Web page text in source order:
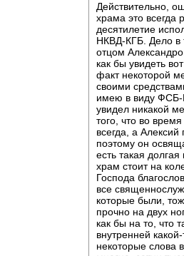
Действительно,
храма это всегда
десятилетие
НКВД-КГБ. Дело в
отцом
как бы увидеть
факт некоторой
своими
имею в виду ФСБ-
увидел никакой
того, что во
всегда, а
поэтому он
есть такая
храм стоит на
Господа
все
которые были,
прочно на двух
как бы на то, что
внутренней
некоторые слова